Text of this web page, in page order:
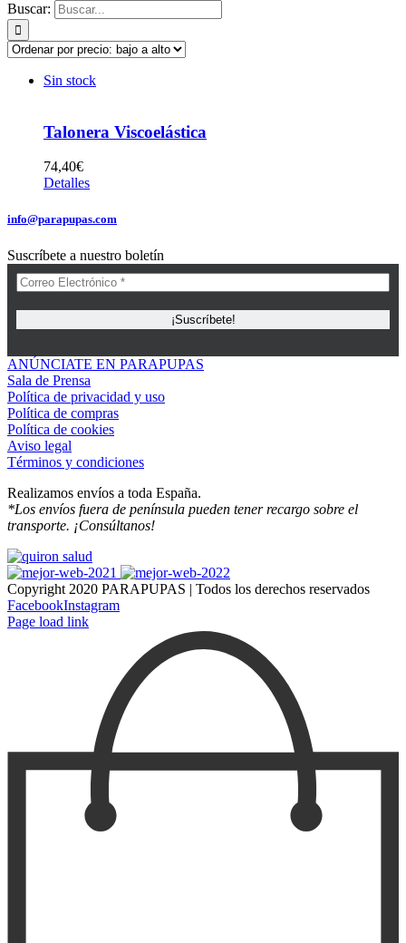
Buscar:
Sin stock
Talonera Viscoelástica
74,40€
Detalles
info@parapupas.com
Suscríbete a nuestro boletín
ANÚNCIATE EN PARAPUPAS
Sala de Prensa
Política de privacidad y uso
Política de compras
Política de cookies
Aviso legal
Términos y condiciones
Realizamos envíos a toda España.
*Los envíos fuera de península pueden tener recargo sobre el
transporte. ¡Consúltanos!
Copyright 2020 PARAPUPAS | Todos los derechos reservados
FacebookInstagram
Page load link